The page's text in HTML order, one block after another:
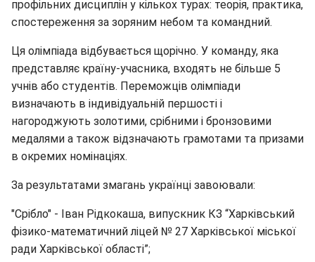
профільних дисциплін у кількох турах: теорія, практика,
спостереження за зоряним небом та командний.
Ця олімпіада відбувається щорічно. У команду, яка
представляє країну-учасника, входять не більше 5
учнів або студентів. Переможців олімпіади
визначають в індивідуальній першості і
нагороджують золотими, срібними і бронзовими
медалями а також відзначають грамотами та призами
в окремих номінаціях.
За результатами змагань українці завоювали:
"Срібло" - Іван Рідкокаша, випускник КЗ “Харківський
фізико-математичний ліцей № 27 Харківської міської
ради Харківської області”;